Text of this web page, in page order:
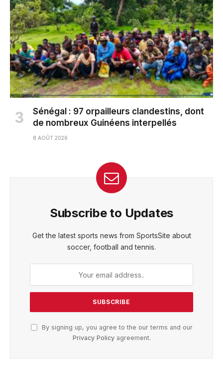
Sénégal : 97 orpailleurs clandestins, dont
de nombreux Guinéens interpellés
8 AOÛT 2026
Subscribe to Updates
Get the latest sports news from SportsSite about
soccer, football and tennis.
By signing up, you agree to the our terms and our
Privacy Policyagreement.